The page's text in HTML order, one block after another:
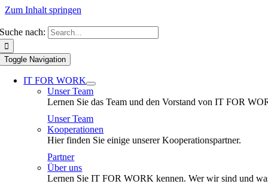
Zum Inhalt springen
Suche nach:
Toggle Navigation
IT FOR WORK
Unser Team
Lernen Sie das Team und den Vorstand von IT FOR
Unser Team
Kooperationen
Hier finden Sie einige unserer Kooperationspartner.
Partner
Über uns
Lernen Sie IT FOR WORK kennen. Wer wir sind und